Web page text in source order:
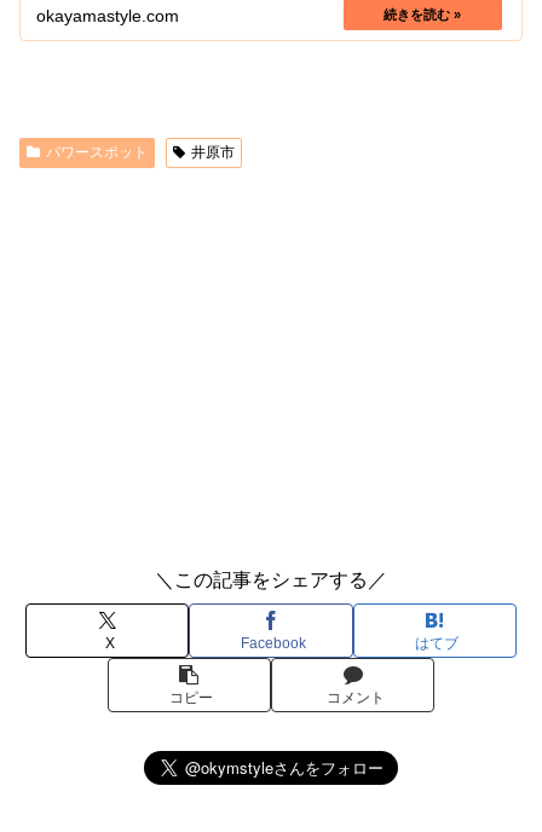
okayamastyle.com
パワースポット 井原市
＼この記事をシェアする／
X Facebook はてブ
コピー コメント